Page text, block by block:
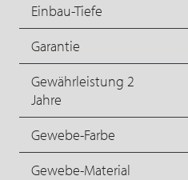
Einbau-Tiefe
Garantie
Gewährleistung 2
Jahre
Gewebe-Farbe
Gewebe-Material